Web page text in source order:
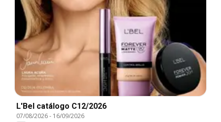
L'Bel catálogo C12/2026
07/08/2026- 16/09/2026